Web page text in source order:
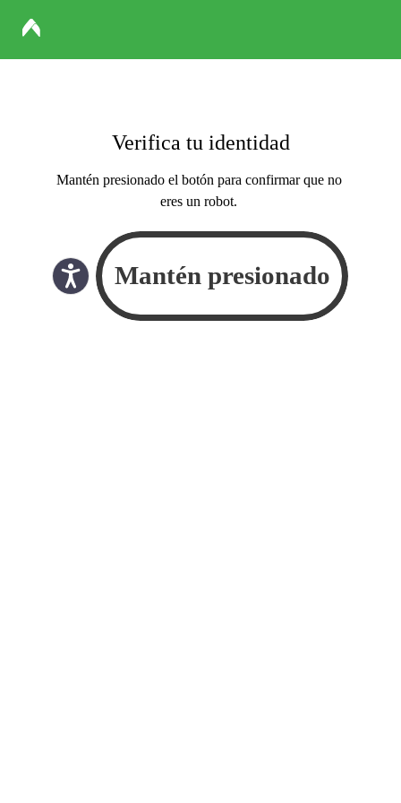
Verifica tu identidad
Mantén presionado el botón para confirmar que no
eres un robot.